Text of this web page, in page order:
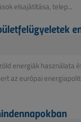
elsajátítása, telep...
energiák használata
az európai